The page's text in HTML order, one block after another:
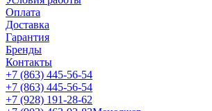
Оплата
Доставка
Гарантия
Бренды
Контакты
+7 (863) 445-56-54
+7 (863) 445-56-54
+7 (928) 191-28-62